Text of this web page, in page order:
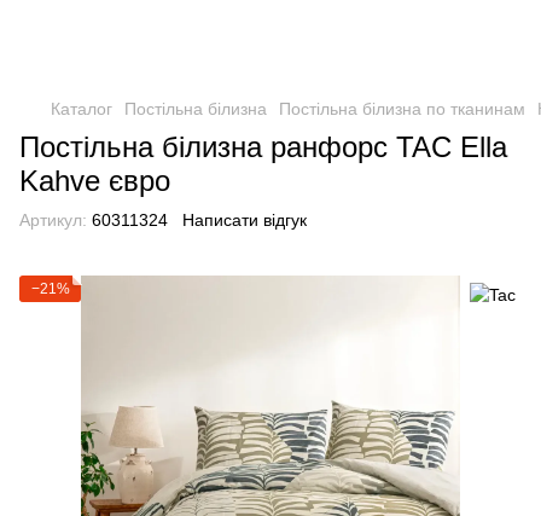
Каталог Постільна білизна Постільна білизна по тканинам
Постільна білизна ранфорс TAC Ella
Kahve євро
Артикул: 60311324 Написати відгук
−21%